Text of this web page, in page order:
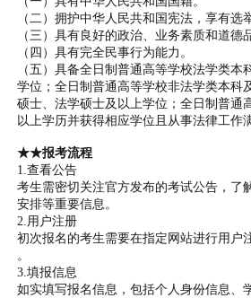
（二）拥护中华人民共和国宪法，享有选
（三）具有良好的政治、业务素质和道德
（四）具有完全民事行为能力。
（五）具备全日制普通高等学校法学类本
学位；全日制普通高等学校非法学类本科
硕士、法学硕士及以上学位；全日制普通
以上学历并获得相应学位且从事法律工作
★★报考流程
1.查看公告
考生需密切关注官方发布的考试公告，了
安排等重要信息。
2.用户注册
初次报名的考生需要在指定网站进行用户
。
3.填报信息
如实填写报名信息，包括个人身份信息、